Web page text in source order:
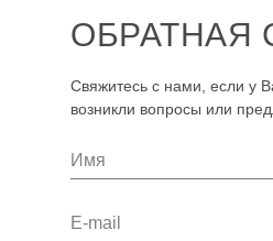
ОБРАТНАЯ
Свяжитесь с нами, если у
возникли вопросы или